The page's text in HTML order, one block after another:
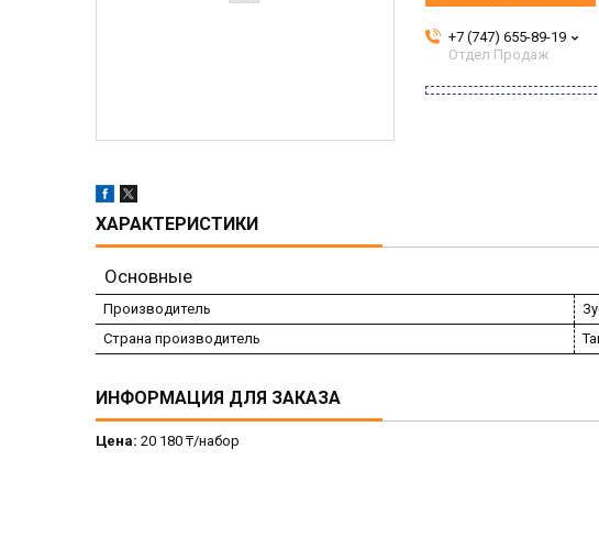
+7 (747) 655-89-19
Отдел Продаж
ХАРАКТЕРИСТИКИ
Основные
Производитель
Страна производитель
ИНФОРМАЦИЯ ДЛЯ ЗАКАЗА
Цена: 20 180 ₸/набор